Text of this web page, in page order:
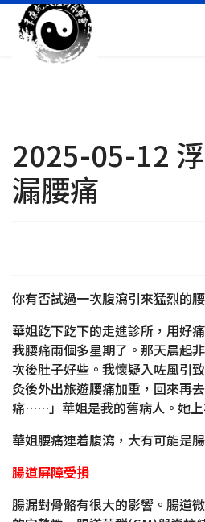
欄 文 章
針 灸 診 症
搜尋
星期一及星期四 10:00am -
2025-05-12
漏腰痛
你有否試過一次腹瀉引來猛烈的
華姐趷下趷下的走進診所，用好
我腰痛兩個多星期了。那天晨起
次後肚子好些。我懷疑入咗風引
灸後外出旅遊腰痛加重，回來再
痛……」華姐是我的舊病人。她上
華姐腰痛連着腹瀉，大有可能是
腸道屏障受損
腸漏對骨骼有很大的影響。腸道